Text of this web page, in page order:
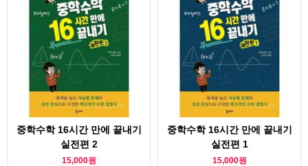
중학수학 16시간 만에 끝내기
실전편 2
15,000원
중학수학 16시간 만에 끝내기
실전편 1
15,000원